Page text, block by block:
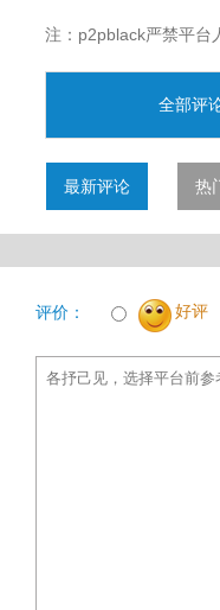
注：p2pblack严禁平台
全部评
最新评论 热
评价： 好评